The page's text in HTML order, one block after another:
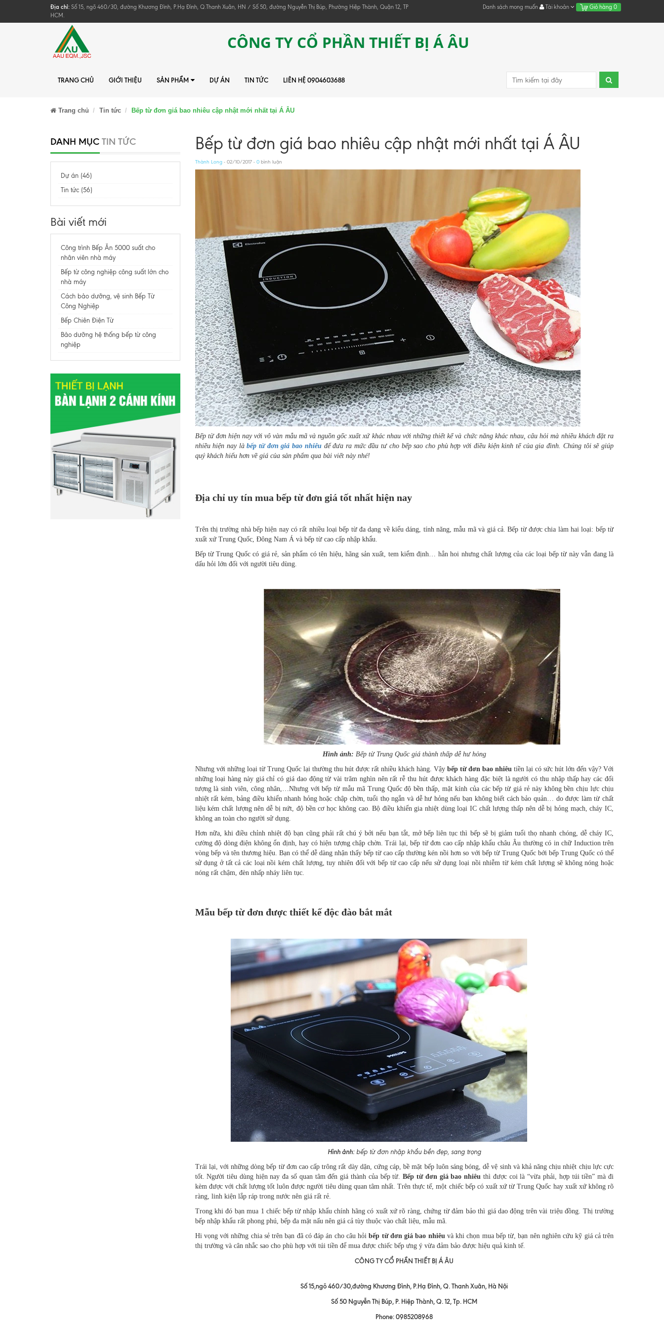
Địa chỉ: Số 15, ngõ 460/30, đường Khương Đình, P.Hạ Đình, Q.Thanh Xuân, HN / Số 50, đường Nguyễn Thị Búp, Phường Hiệp Thành, Quận 12, TP
HCM.
Danh sách mong muốn Tài khoản Giỏ hàng 0
CÔNG TY CỔ PHẦN THIẾT BỊ Á ÂU
TRANG CHỦ GIỚI THIỆU SẢN PHẨM DỰ ÁN TIN TỨC LIÊN HỆ 0904603688
Trang chủ Tin tức Bếp từ đơn giá bao nhiêu cập nhật mới nhất tại Á ÂU
DANH MỤC TIN TỨC
Dự án (46)
Tin tức (56)
Bài viết mới
Công trình Bếp Ăn 5000 suất cho
nhân viên nhà máy
Bếp từ công nghiệp công suất lớn cho
nhà máy
Cách bảo dưỡng, vệ sinh Bếp Từ
Công Nghiệp
Bếp Chiên Điện Từ
Bảo dưỡng hệ thống bếp từ công
nghiệp
Bếp từ đơn giá bao nhiêu cập nhật mới nhất tại Á ÂU
Thành Long- 02/10/2017 - 0bình luận
Bếp từ đơn hiện nay với vô vàn mẫu mã và nguồn gốc xuất xứ khác nhau với những thiết kế và chức năng khác nhau, câu hỏi mà nhiều khách đặt ra
nhiều hiện nay làbếp từ đơn giá bao nhiêuđể đưa ra mức đầu tư cho bếp sao cho phù hợp với điều kiện kinh tế của gia đình. Chúng tôi sẽ giúp
quý khách hiểu hơn về giá của sản phẩm qua bài viết này nhé!
Địa chỉ uy tín mua bếp từ đơn giá tốt nhất hiện nay
Trên thị trường nhà bếp hiện nay có rất nhiều loại bếp từ đa dạng về kiểu dáng, tính năng, mẫu mã và giá cả. Bếp từ được chia làm hai loại: bếp từ
xuất xứ Trung Quốc, Đông Nam Á và bếp từ cao cấp nhập khẩu.
Bếp từ Trung Quốc có giá rẻ, sản phẩm có tên hiệu, hãng sản xuất, tem kiểm định… hẳn hoi nhưng chất lượng của các loại bếp từ này vẫn đang là
dấu hỏi lớn đối với người tiêu dùng.
Hình ảnh: Bếp từ Trung Quốc giá thành thấp dễ hư hỏng
Nhưng với những loại từ Trung Quốc lại thường thu hút được rất nhiều khách hàng. Vậy bếp từ đơn bao nhiêu tiền lại có sức hút lớn đến vậy? Với
những loại hàng này giá chỉ có giá dao động từ vài trăm nghìn nên rất rễ thu hút được khách hàng đặc biệt là người có thu nhập thấp hay các đối
tượng là sinh viên, công nhân,…Nhưng với bếp từ mẫu mã Trung Quốc độ bền thấp, mặt kính của các bếp từ giá rẻ này không bền chịu lực chịu
nhiệt rất kém, bảng điều khiển nhanh hỏng hoặc chập chờn, tuổi thọ ngắn và dễ hư hỏng nếu bạn không biết cách bảo quản… do được làm từ chất
liệu kém chất lượng nên dễ bị nứt, độ bền cơ học không cao. Bộ điều khiển gia nhiệt dùng loại IC chất lượng thấp nên dễ bị hỏng mạch, cháy IC,
không an toàn cho người sử dụng.
Hơn nữa, khi điều chỉnh nhiệt độ bạn cũng phải rất chú ý bởi nếu bạn tắt, mở bếp liên tục thì bếp sẽ bị giảm tuổi thọ nhanh chóng, dễ cháy IC,
cường độ dòng điện không ổn định, hay có hiện tượng chập chờn. Trái lại, bếp từ đơn cao cấp nhập khẩu châu Âu thường có in chữ Induction trên
vòng bếp và tên thương hiệu. Bạn có thể dễ dàng nhận thấy bếp từ cao cấp thường kén nồi hơn so với bếp từ Trung Quốc bới bếp Trung Quốc có thể
sử dụng ở tất cả các loại nồi kém chất lượng, tuy nhiên đối với bếp từ cao cấp nếu sử dụng loại nồi nhiễm từ kém chất lượng sẽ không nóng hoặc
nóng rất chậm, đèn nhấp nháy liên tục.
Mẫu bếp từ đơn được thiết kế độc đào bắt mắt
Hình ảnh:bếp từ đơn nhập khẩu bền đẹp, sang trọng
Trái lại, với những dòng bếp từ đơn cao cấp trông rất dày dặn, cứng cáp, bề mặt bếp luôn sáng bóng, dễ vệ sinh và khả năng chịu nhiệt chịu lực cực
tốt. Người tiêu dùng hiện nay đa số quan tâm đến giá thành của bếp từ.Bếp từ đơn giá bao nhiêu thì được coi là “vừa phải, hợp túi tiền” mà đi
kèm được với chất lượng tốt luôn được người tiêu dùng quan tâm nhất. Trên thực tế, một chiếc bếp có xuất xứ từ Trung Quốc hay xuất xứ không rõ
ràng, linh kiện lắp ráp trong nước nên giá rất rẻ.
Trong khi đó bạn mua 1 chiếc bếp từ nhập khẩu chính hãng có xuất xứ rõ ràng, chứng từ đảm bảo thì giá dao động trên vài triệu đồng. Thị trường
bếp nhập khẩu rất phong phú, bếp đa mặt nấu nên giá cả tùy thuộc vào chất liệu, mẫu mã.
Hi vọng với những chia sẻ trên bạn đã có đáp án cho câu hỏibếp từ đơn giá bao nhiêuvà khi chọn mua bếp từ, bạn nên nghiên cứu kỹ giá cả trên
thị trường và cân nhắc sao cho phù hợp với túi tiền để mua được chiếc bếp ưng ý vừa đảm bảo được hiệu quả kinh tế.
CÔNG TY CỔ PHẦN THIẾT BỊ Á ÂU
Số 15,ngõ 460/30,đường Khương Đình, P.Hạ Đình, Q. Thanh Xuân, Hà Nội
Số 50 Nguyễn Thị Búp, P. Hiệp Thành, Q. 12, Tp. HCM
Phone: 0985208968